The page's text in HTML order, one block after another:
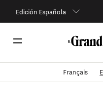
Edición Española
Français